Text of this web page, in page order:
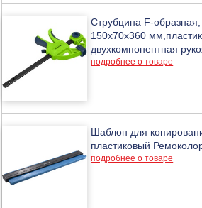
Струбцина F-
150х70х360
двухкомпонентная
подробнее о товаре
Шаблон для
пластиковый
подробнее о товаре